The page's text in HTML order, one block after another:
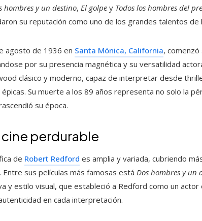
hombres y un destino, El golpe y Todos los hombres del
su reputación como uno de los grandes talentos de
agosto de 1936 en Santa Mónica, California, comenzó
por su presencia magnética y su versatilidad
clásico y moderno, capaz de interpretar desde
Su muerte a los 89 años representa no solo la
su época.
perdurable
de Robert Redford es amplia y variada, cubriendo
Entre sus películas más famosas está Dos hombres y un
y estilo visual, que estableció a Redford como un actor
en cada interpretación.